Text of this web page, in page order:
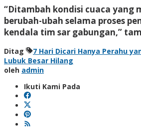
“Ditambah kondisi cuaca yang
berubah-ubah selama proses
kendala tim sar gabungan,”
Ditag 7 Hari Dicari Hanya Perahu
Lubuk Besar Hilang
oleh admin
Ikuti Kami Pada